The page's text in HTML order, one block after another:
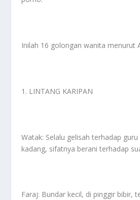
Inilah 16 golongan wanita menurut
1. LINTANG KARIPAN
Watak: Selalu gelisah terhadap guru
kadang, sifatnya berani terhadap
Faraj: Bundar kecil, di pinggir bibir,